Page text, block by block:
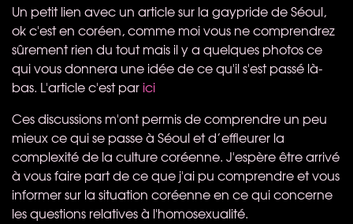
Un petit lien avec un article sur la gaypride de Séoul,
ok c'est en coréen, comme moi vous ne comprendrez
sûrement rien du tout mais il y a quelques photos ce
qui vous donnera une idée de ce qu'il s'est passé là-
bas. L'article c'est par ici
Ces discussions m'ont permis de comprendre un peu
mieux ce qui se passe à Séoul et d’effleurer la
complexité de la culture coréenne. J'espère être arrivé
à vous faire part de ce que j'ai pu comprendre et vous
informer sur la situation coréenne en ce qui concerne
les questions relatives à l'homosexualité.